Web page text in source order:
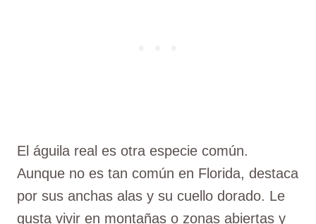
El águila real es otra especie común.
Aunque no es tan común en Florida, destaca
por sus anchas alas y su cuello dorado. Le
gusta vivir en montañas o zonas abiertas y